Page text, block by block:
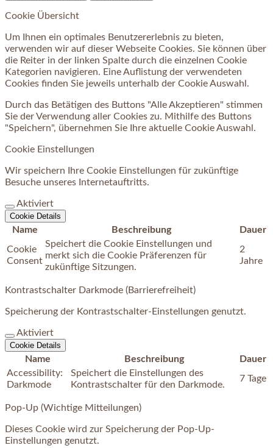
Cookie Übersicht
Um Ihnen ein optimales Benutzererlebnis zu bieten,
verwenden wir auf dieser Webseite Cookies. Sie können über
die Reiter in der linken Spalte durch die einzelnen Cookie
Kategorien navigieren. Eine Auflistung der verwendeten
Cookies finden Sie jeweils unterhalb der Cookie Auswahl.
Durch das Betätigen des Buttons "Alle Akzeptieren" stimmen
Sie der Verwendung aller Cookies zu. Mithilfe des Buttons
"Speichern", übernehmen Sie Ihre aktuelle Cookie Auswahl.
Cookie Einstellungen
Wir speichern Ihre Cookie Einstellungen für zukünftige
Besuche unseres Internetauftritts.
Aktiviert
Cookie Details
Name Beschreibung
Dauer
Cookie
Consent
Speichert die Cookie Einstellungen und
merkt sich die Cookie Präferenzen für
zukünftige Sitzungen.
2
Jahre
Kontrastschalter Darkmode (Barrierefreiheit)
Speicherung der Kontrastschalter-Einstellungen genutzt.
Aktiviert
Cookie Details
Name Beschreibung
Dauer
Accessibility:
Darkmode
Speichert die Einstellungen des
Kontrastschalter für den Darkmode.
7 Tage
Pop-Up (Wichtige Mitteilungen)
Dieses Cookie wird zur Speicherung der Pop-Up-
Einstellungen genutzt.